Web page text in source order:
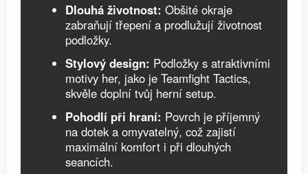
Dlouhá životnost: Obšité okraje
zabraňují třepení a prodlužují životnost
podložky.
Stylový design: Podložky s atraktivními
motivy her, jako je Teamfight Tactics,
skvěle doplní tvůj herní setup.
Pohodlí při hraní: Povrch je příjemný
na dotek a omyvatelný, což zajistí
maximální komfort i při dlouhých
seancích.